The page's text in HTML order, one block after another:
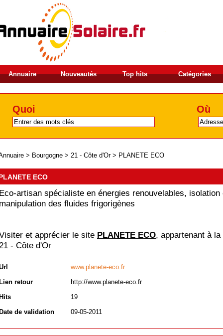
Annuaire Nouveautés Top hits Catégories
Quoi Où
> Bourgogne > 21 - Côte d'Or> PLANETE ECO
ECO
artisan spécialiste en énergies renouvelables, isolation
des fluides frigorigènes
et apprécier le site PLANETE ECO, appartenant à
- Côte d'Or
www.planete-eco.fr
retour
http://www.planete-eco.fr
19
de validation
09-05-2011